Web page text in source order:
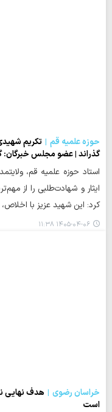
حوزه علمیه قم
تکریم
گذراند | عضو مجلس
استاد حوزه علمیه قم،
ایثار و شهادت‌طلبی را از
کرد: این شهید عزیز با
۱۴۰۵-۰۴-۰۶ ۱۱:۳۸
خراسان رضوی
هدف نهایی
است